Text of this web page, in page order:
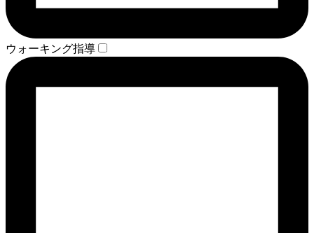
ウォーキング指導